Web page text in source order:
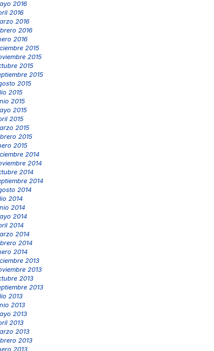
2016
2016
2016
2016
2016
2015
2015
2015
2015
2015
2015
2015
2015
2015
2015
2015
2015
2014
2014
2014
2014
2014
2014
2014
2014
2014
2014
2014
2014
2013
2013
2013
2013
2013
2013
2013
2013
2013
2013
2013